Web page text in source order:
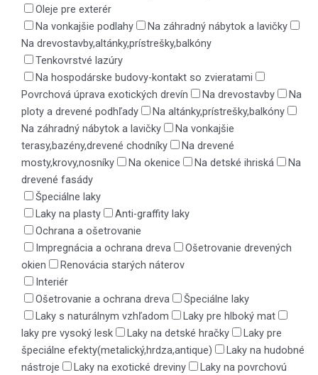
Oleje pre exterér
Na vonkajšie podlahy
Na záhradný nábytok a lavičky
Na drevostavby,altánky,prístrešky,balkóny
Tenkovrstvé lazúry
Na hospodárske budovy-kontakt so zvieratami
Povrchová úprava exotických drevín
Na drevostavby
Na
ploty a drevené podhľady
Na altánky,prístrešky,balkóny
Na záhradný nábytok a lavičky
Na vonkajšie
terasy,bazény,drevené chodníky
Na drevené
mosty,krovy,nosníky
Na okenice Na detské ihriská
Na
drevené fasády
Špeciálne laky
Laky na plasty
Anti-graffity laky
Ochrana a ošetrovanie
Impregnácia a ochrana dreva
Ošetrovanie drevených
okien
Renovácia starých náterov
Interiér
Ošetrovanie a ochrana dreva
Špeciálne laky
Laky s naturálnym vzhľadom
Laky pre hlboký mat
laky pre vysoký lesk
Laky na detské hračky
Laky pre
špeciálne efekty(metalický,hrdza,antique)
Laky na hudobné
nástroje
Laky na exotické dreviny
Laky na povrchovú